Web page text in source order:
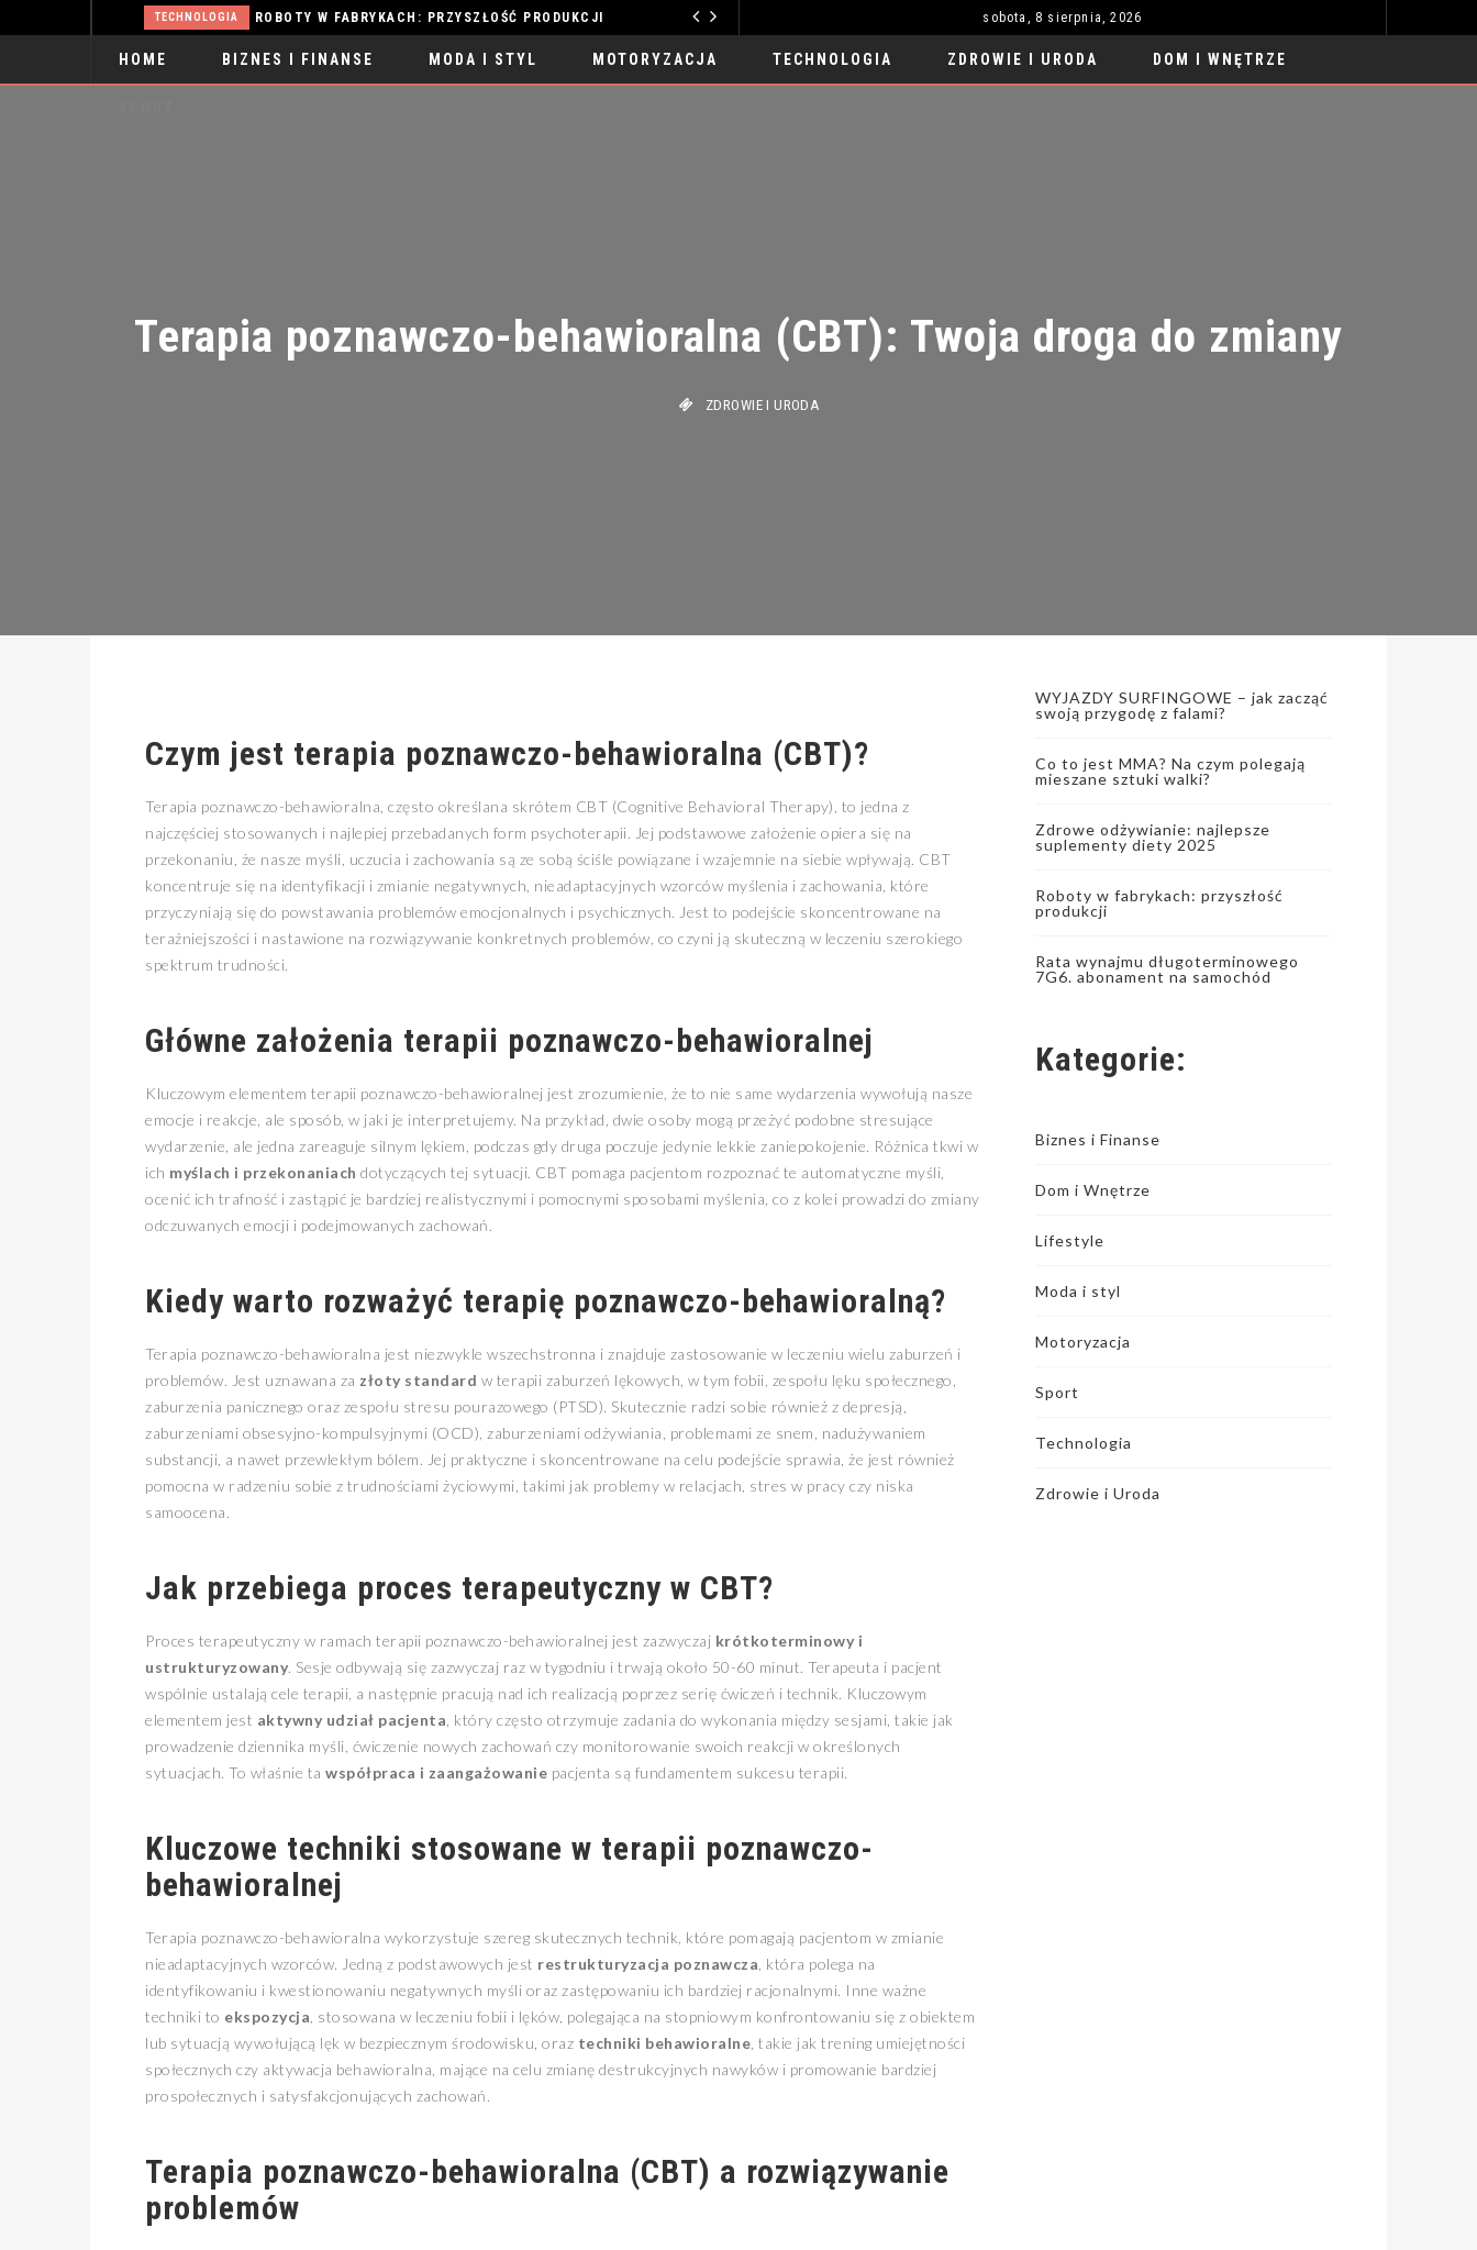
TECHNOLOGIA ROBOTY W FABRYKACH: PRZYSZŁOŚĆ PRODUKCJI sobota, 8 sierpnia, 2026
HOME BIZNES I FINANSE MODA I STYL MOTORYZACJA TECHNOLOGIA ZDROWIE I URODA DOM I WNĘTRZE
Terapia poznawczo-behawioralna (CBT): Twoja droga do zmiany
Czym jest terapia poznawczo-behawioralna (CBT)?
Terapia poznawczo-behawioralna, często określana skrótem CBT (Cognitive Behavioral Therapy), to jedna z
najczęściej stosowanych i najlepiej przebadanych form psychoterapii. Jej podstawowe założenie opiera się na
przekonaniu, że nasze myśli, uczucia i zachowania są ze sobą ściśle powiązane i wzajemnie na siebie wpływają. CBT
koncentruje się na identyfikacji i zmianie negatywnych, nieadaptacyjnych wzorców myślenia i zachowania, które
przyczyniają się do powstawania problemów emocjonalnych i psychicznych. Jest to podejście skoncentrowane na
teraźniejszości i nastawione na rozwiązywanie konkretnych problemów, co czyni ją skuteczną w leczeniu szerokiego
spektrum trudności.
Główne założenia terapii poznawczo-behawioralnej
Kluczowym elementem terapii poznawczo-behawioralnej jest zrozumienie, że to nie same wydarzenia wywołują nasze
emocje i reakcje, ale sposób, w jaki je interpretujemy. Na przykład, dwie osoby mogą przeżyć podobne stresujące
wydarzenie, ale jedna zareaguje silnym lękiem, podczas gdy druga poczuje jedynie lekkie zaniepokojenie. Różnica tkwi w
ich myślach i przekonaniach dotyczących tej sytuacji. CBT pomaga pacjentom rozpoznać te automatyczne myśli,
ocenić ich trafność i zastąpić je bardziej realistycznymi i pomocnymi sposobami myślenia, co z kolei prowadzi do zmiany
odczuwanych emocji i podejmowanych zachowań.
Kiedy warto rozważyć terapię poznawczo-behawioralną?
Terapia poznawczo-behawioralna jest niezwykle wszechstronna i znajduje zastosowanie w leczeniu wielu zaburzeń i
problemów. Jest uznawana za złoty standard w terapii zaburzeń lękowych, w tym fobii, zespołu lęku społecznego,
zaburzenia panicznego oraz zespołu stresu pourazowego (PTSD). Skutecznie radzi sobie również z depresją,
zaburzeniami obsesyjno-kompulsyjnymi (OCD), zaburzeniami odżywiania, problemami ze snem, nadużywaniem
substancji, a nawet przewlekłym bólem. Jej praktyczne i skoncentrowane na celu podejście sprawia, że jest również
pomocna w radzeniu sobie z trudnościami życiowymi, takimi jak problemy w relacjach, stres w pracy czy niska
samoocena.
Jak przebiega proces terapeutyczny w CBT?
Proces terapeutyczny w ramach terapii poznawczo-behawioralnej jest zazwyczaj krótkoterminowy i
ustrukturyzowany. Sesje odbywają się zazwyczaj raz w tygodniu i trwają około 50-60 minut. Terapeuta i pacjent
wspólnie ustalają cele terapii, a następnie pracują nad ich realizacją poprzez serię ćwiczeń i technik. Kluczowym
elementem jest aktywny udział pacjenta , który często otrzymuje zadania do wykonania między sesjami, takie jak
prowadzenie dziennika myśli, ćwiczenie nowych zachowań czy monitorowanie swoich reakcji w określonych
sytuacjach. To właśnie ta współpraca i zaangażowanie pacjenta są fundamentem sukcesu terapii.
Kluczowe techniki stosowane w terapii poznawczo-
behawioralnej
Terapia poznawczo-behawioralna wykorzystuje szereg skutecznych technik, które pomagają pacjentom w zmianie
nieadaptacyjnych wzorców. Jedną z podstawowych jest restrukturyzacja poznawcza , która polega na
identyfikowaniu i kwestionowaniu negatywnych myśli oraz zastępowaniu ich bardziej racjonalnymi. Inne ważne
techniki to ekspozycja , stosowana w leczeniu fobii i lęków, polegająca na stopniowym konfrontowaniu się z obiektem
lub sytuacją wywołującą lęk w bezpiecznym środowisku, oraz techniki behawioralne , takie jak trening umiejętności
społecznych czy aktywacja behawioralna, mające na celu zmianę destrukcyjnych nawyków i promowanie bardziej
prospołecznych i satysfakcjonujących zachowań.
Terapia poznawczo-behawioralna (CBT) a rozwiązywanie
problemów
WYJAZDY SURFINGOWE – jak zacząć
swoją przygodę z falami?
Co to jest MMA? Na czym polegają
mieszane sztuki walki?
Zdrowe odżywianie: najlepsze
suplementy diety 2025
Roboty w fabrykach: przyszłość
produkcji
Rata wynajmu długoterminowego
7G6. abonament na samochód
Kategorie:
Biznes i Finanse
Dom i Wnętrze
Lifestyle
Moda i styl
Motoryzacja
Sport
Technologia
Zdrowie i Uroda